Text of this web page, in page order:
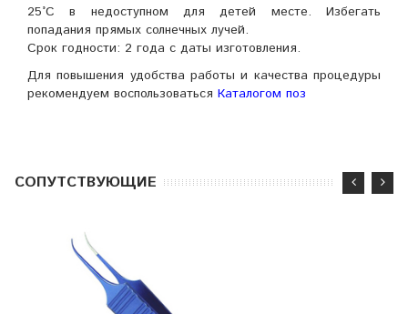
25°С в недоступном для детей месте. Избегать
попадания прямых солнечных лучей.
Срок годности: 2 года с даты изготовления.
Для повышения удобства работы и качества процедуры
рекомендуем воспользоваться Каталогом поз
CОПУТСТВУЮЩИЕ